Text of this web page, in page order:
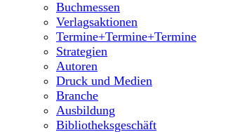
Buchmessen
Verlagsaktionen
Termine+Termine+Termine
Strategien
Autoren
Druck und Medien
Branche
Ausbildung
Bibliotheksgeschäft